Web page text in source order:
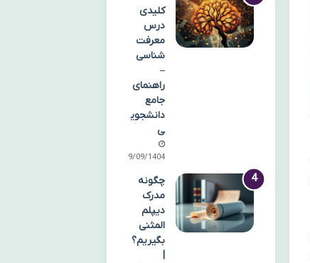
کلیدی
درس
معرفت
شناسی
–
راهنمای
جامع
دانشجوی
ی
29/09/1404
چگونه
مدرک
دیپلم
المثنی
بگیریم؟
|